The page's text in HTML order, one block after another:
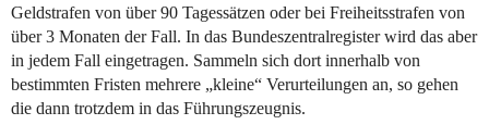
Geldstrafen von über 90 Tagessätzen oder bei Freiheitsstrafen von
über 3 Monaten der Fall. In das Bundeszentralregister wird das aber
in jedem Fall eingetragen. Sammeln sich dort innerhalb von
bestimmten Fristen mehrere „kleine“ Verurteilungen an, so gehen
die dann trotzdem in das Führungszeugnis.